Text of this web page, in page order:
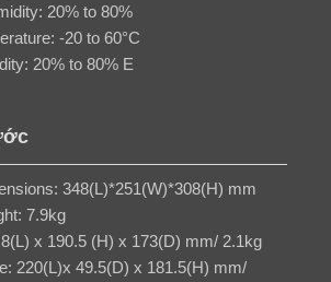
20% to 80%
-20 to 60°C
20% to 80% E
348(L)*251(W)*308(H) mm
7.9kg
x 190.5 (H) x 173(D) mm/ 2.1kg
220(L)x 49.5(D) x 181.5(H) mm/